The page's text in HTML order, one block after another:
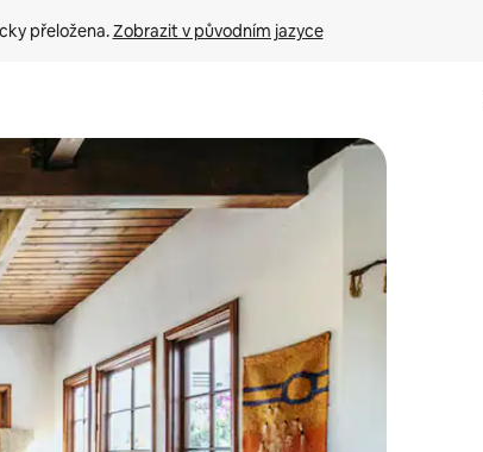
přeložena. Zobrazit v původním jazyce